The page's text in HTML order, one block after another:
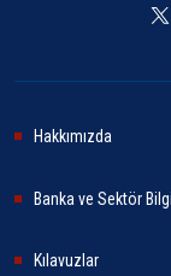
Hakkımızda
Banka ve Sektör
Kılavuzlar